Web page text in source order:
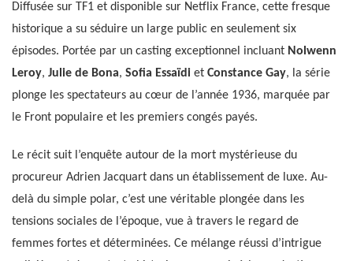
Diffusée sur TF1 et disponible sur Netflix France, cette fresque
historique a su séduire un large public en seulement six
épisodes. Portée par un casting exceptionnel incluant Nolwenn
Leroy, Julie de Bona, Sofia Essaïdi et Constance Gay, la série
plonge les spectateurs au cœur de l’année 1936, marquée par
le Front populaire et les premiers congés payés.
Le récit suit l’enquête autour de la mort mystérieuse du
procureur Adrien Jacquart dans un établissement de luxe. Au-
delà du simple polar, c’est une véritable plongée dans les
tensions sociales de l’époque, vue à travers le regard de
femmes fortes et déterminées. Ce mélange réussi d’intrigue